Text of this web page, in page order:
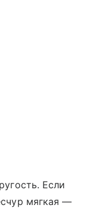
Если
мягкая —